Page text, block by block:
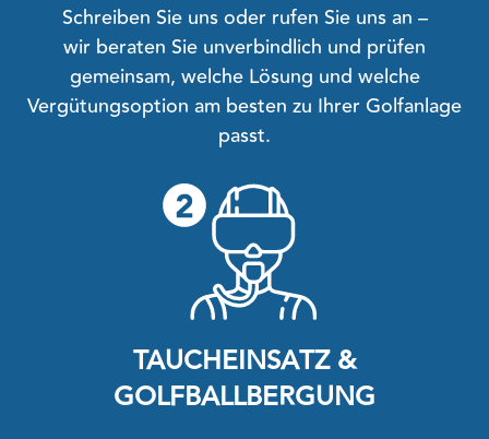
Schreiben Sie uns oder rufen Sie uns an –
wir beraten Sie unverbindlich und prüfen
gemeinsam, welche Lösung und welche
Vergütungsoption am besten zu Ihrer Golfanlage
passt.
TAUCHEINSATZ &
GOLFBALLBERGUNG